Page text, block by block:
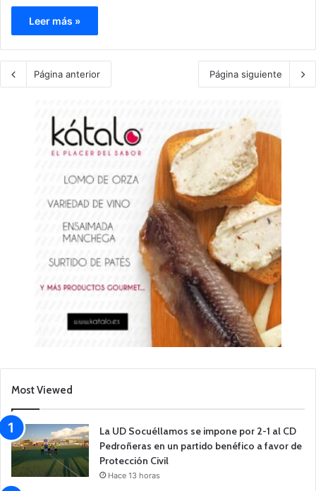
Leer más »
Página anterior Página siguiente
Most Viewed
La UD Socuéllamos se impone por 2-1 al CD
Pedroñeras en un partido benéfico a favor de
Protección Civil
Hace 13 horas